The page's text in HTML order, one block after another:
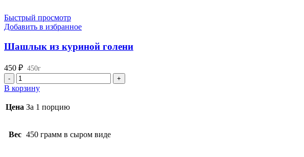
Быстрый просмотр
Добавить в избранное
Шашлык из куриной голени
450 ₽ 450г
Количество
товара
Шашлык
из
В корзину
Цена За 1 порцию
Вес 450 грамм в сыром виде